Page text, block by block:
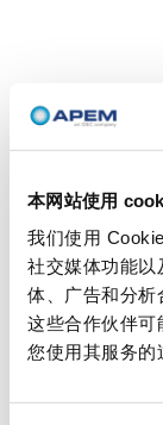
本网站使用
我们使用
社交媒体功能以
体、广告和分析
这些合作伙伴可
您使用其服务的